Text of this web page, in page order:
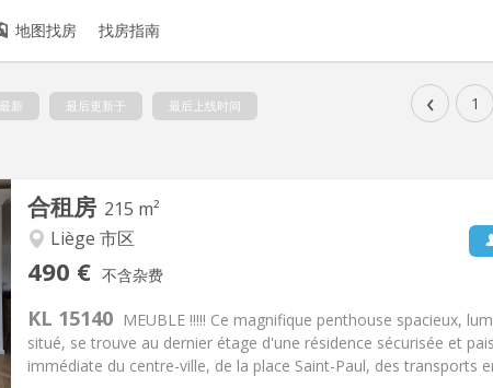
地图找房 找房指南
‹ 1
最新 最后更新于 最后上线时间
合租房 215 m²
Liège 市区
490 € 不含杂费
KL 15140 MEUBLE !!!!! Ce magnifique penthouse spacieux,
situé, se trouve au dernier étage d'une résidence sécurisée et
immédiate du centre-ville, de la place Saint-Paul, des transports